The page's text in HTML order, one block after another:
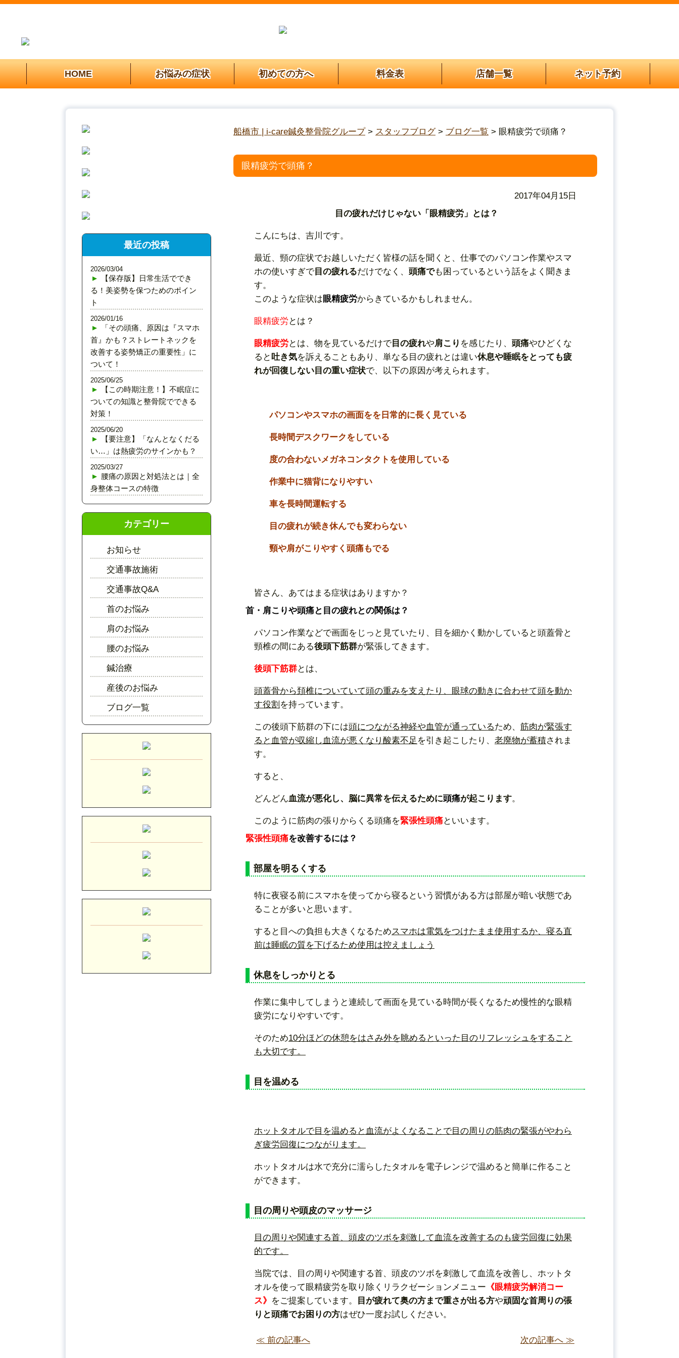
HOME お悩みの症状 初めての方へ 料金表 店舗一覧 ネット予約
船橋市 | i-care鍼灸整骨院グループ> スタッフブログ> ブログ一覧 > 眼精疲労で頭痛？
眼精疲労で頭痛？
2017年04月15日
目の疲れだけじゃない「眼精疲労」とは？
こんにちは、吉川です。
最近、頸の症状でお越しいただく皆様の話を聞くと、仕事でのパソコン作業やスマ
ホの使いすぎで目の疲れるだけでなく、 頭痛でも困っているという話をよく聞きま
す。
このような症状は眼精疲労からきているかもしれません。
眼精疲労 とは？
眼精疲労とは、物を見ているだけで目の疲れや肩こり を感じたり、 頭痛やひどくな
ると吐き気を訴えることもあり、単なる目の疲れとは違い休息や睡眠をとっても疲
れが回復しない目の重い症状で、以下の原因が考えられます。
パソコンやスマホの画面をを日常的に長く見ている
長時間デスクワークをしている
度の合わないメガネコンタクトを使用している
作業中に猫背になりやすい
車を長時間運転する
目の疲れが続き休んでも変わらない
頸や肩がこりやすく頭痛もでる
皆さん、あてはまる症状はありますか？
首・肩こりや頭痛と目の疲れとの関係は ？
パソコン作業などで画面をじっと見ていたり、目を細かく動かしていると頭蓋骨と
頸椎の間にある後頭下筋群が緊張してきます。
後頭下筋群とは、
頭蓋骨から頚椎についていて頭の重みを支えたり、眼球の動きに合わせて頭を動か
す役割 を持っています。
この後頭下筋群の下には頭につながる神経や血管が通っているため、 筋肉が緊張す
ると血管が収縮し血流が悪くなり酸素不足 を引き起こしたり、 老廃物が蓄積されま
す。
すると、
どんどん血流が悪化し、脳に異常を伝えるために頭痛が起こります。
このように筋肉の張りからくる頭痛を緊張性頭痛といいます。
緊張性頭痛を改善するには ？
部屋を明るくする
特に夜寝る前にスマホを使ってから寝るという習慣がある方は部屋が暗い状態であ
ることが多いと思います。
すると目への負担も大きくなるためスマホは電気をつけたまま使用するか、寝る直
前は睡眠の質を下げるため使用は控えましょう
休息をしっかりとる
作業に集中してしまうと連続して画面を見ている時間が長くなるため慢性的な眼精
疲労になりやすいです。
そのため10分ほどの休憩をはさみ外を眺めるといった目のリフレッシュをすること
も大切です。
目を温める
ホットタオルで目を温めると血流がよくなることで目の周りの筋肉の緊張がやわら
ぎ疲労回復につながります。
ホットタオルは水で充分に濡らしたタオルを電子レンジで温めると簡単に作ること
ができます。
目の周りや頭皮のマッサージ
目の周りや関連する首、頭皮のツボを刺激して血流を改善するのも疲労回復に効果
的です。
当院では、目の周りや関連する首、頭皮のツボを刺激して血流を改善し、ホットタ
オルを使って眼精疲労を取り除くリラクゼーションメニュー 《眼精疲労解消コー
ス》 をご提案しています。 目が疲れて奥の方まで重さが出る方や頑固な首周りの張
りと頭痛でお困りの方はぜひ一度お試しください。
≪ 前の記事へ 次の記事へ ≫
最近の投稿
【保存版】日常生活ででき
る！美姿勢を保つためのポイン
ト
2026/03/04
「その頭痛、原因は『スマホ
首』かも？ストレートネックを
改善する姿勢矯正の重要性」に
ついて！
2026/01/16
【この時期注意！】不眠症に
ついての知識と整骨院でできる
対策！
2025/06/25
【要注意】「なんとなくだる
い…」は熱疲労のサインかも？
2025/06/20
腰痛の原因と対処法とは｜全
身整体コースの特徴
2025/03/27
カテゴリー
お知らせ
交通事故施術
交通事故Q&A
首のお悩み
肩のお悩み
腰のお悩み
鍼治療
産後のお悩み
ブログ一覧